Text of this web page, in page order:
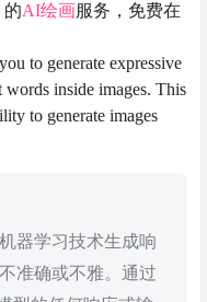
的AI绘画服务，免费在
to generate expressive
words inside images. This
to generate images
器学习技术生成响
准确或不雅。通过